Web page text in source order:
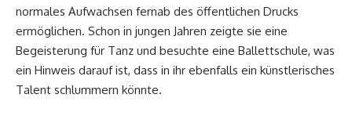
normales Aufwachsen fernab des öffentlichen Drucks
ermöglichen. Schon in jungen Jahren zeigte sie eine
Begeisterung für Tanz und besuchte eine Ballettschule, was
ein Hinweis darauf ist, dass in ihr ebenfalls ein künstlerisches
Talent schlummern könnte.